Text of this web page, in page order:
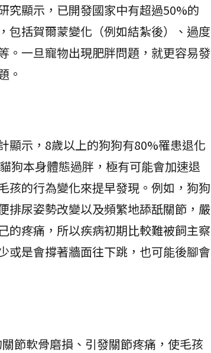
究顯示，已開發國家中有超過50%的
包括賀爾蒙變化（例如結紮後）、過度
。一旦寵物出現肥胖問題，就更容易發
。
顯示，8歲以上的狗狗有80%罹患退化
狗本身體態過胖，極有可能會加速退
孩的行為變化來提早發現。例如，狗狗
排尿姿勢改變以及頻繁地舔舐關節，嚴
的疼痛，所以疾病初期比較難被飼主察
或是會撐著牆面往下跳，也可能後腳會
節軟骨磨損、引發關節疼痛，使毛孩